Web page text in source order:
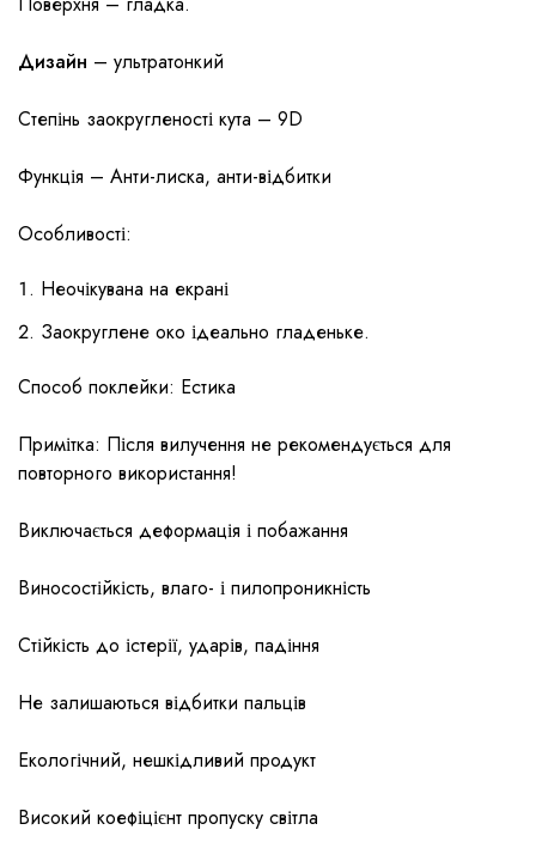
Дизайн – ультратонкий
Степінь заокругленості кута – 9D
Функція – Анти-лиска, анти-відбитки
Особливості:
Неочікувана на екрані
Заокруглене око ідеально гладеньке.
Способ поклейки: Естика
Примітка: Після вилучення не рекомендується для
повторного використання!
Виключається деформація і побажання
Виносостійкість, влаго- і пилопроникність
Стійкість до істерії, ударів, падіння
Не залишаються відбитки пальців
Екологічний, нешкідливий продукт
Високий коефіцієнт пропуску світла